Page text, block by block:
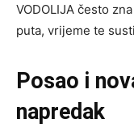
VODOLIJA često
puta, vrijeme te
Posao i
napredak